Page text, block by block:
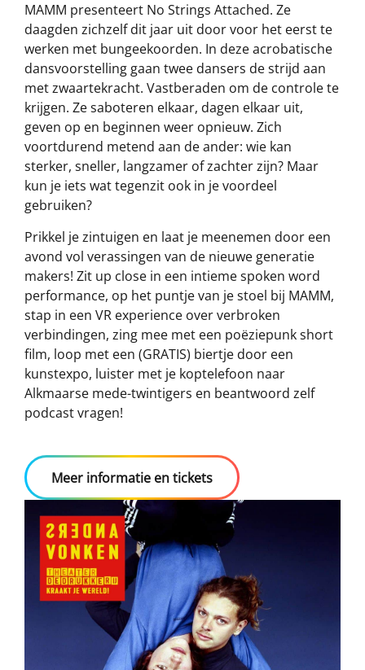
MAMM presenteert No Strings Attached. Ze
daagden zichzelf dit jaar uit door voor het eerst te
werken met bungeekoorden. In deze acrobatische
dansvoorstelling gaan twee dansers de strijd aan
met zwaartekracht. Vastberaden om de controle te
krijgen. Ze saboteren elkaar, dagen elkaar uit,
geven op en beginnen weer opnieuw. Zich
voortdurend metend aan de ander: wie kan
sterker, sneller, langzamer of zachter zijn? Maar
kun je iets wat tegenzit ook in je voordeel
gebruiken?
Prikkel je zintuigen en laat je meenemen door een
avond vol verassingen van de nieuwe generatie
makers! Zit up close in een intieme spoken word
performance, op het puntje van je stoel bij MAMM,
stap in een VR experience over verbroken
verbindingen, zing mee met een poëziepunk short
film, loop met een (GRATIS) biertje door een
kunstexpo, luister met je koptelefoon naar
Alkmaarse mede-twintigers en beantwoord zelf
podcast vragen!
Meer informatie en tickets